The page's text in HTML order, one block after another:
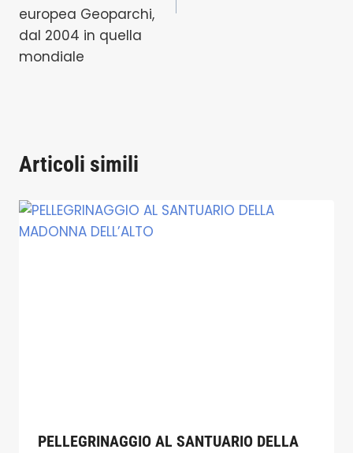
europea Geoparchi,
dal 2004 in quella
mondiale
Articoli simili
PELLEGRINAGGIO AL SANTUARIO DELLA